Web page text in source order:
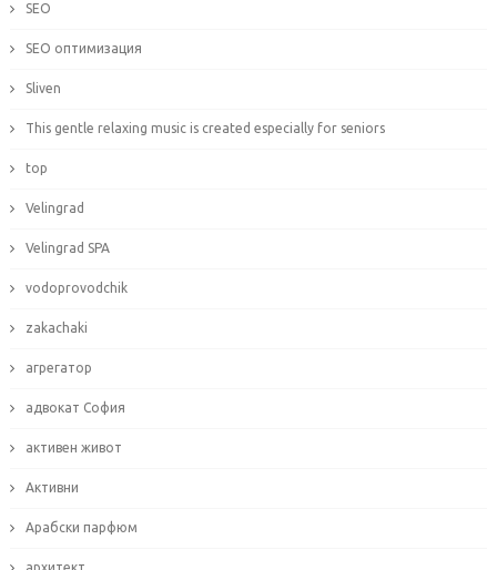
SEO
SEO оптимизация
Sliven
This gentle relaxing music is created especially for seniors
top
Velingrad
Velingrad SPA
vodoprovodchik
zakachaki
агрегатор
адвокат София
активен живот
Активни
Арабски парфюм